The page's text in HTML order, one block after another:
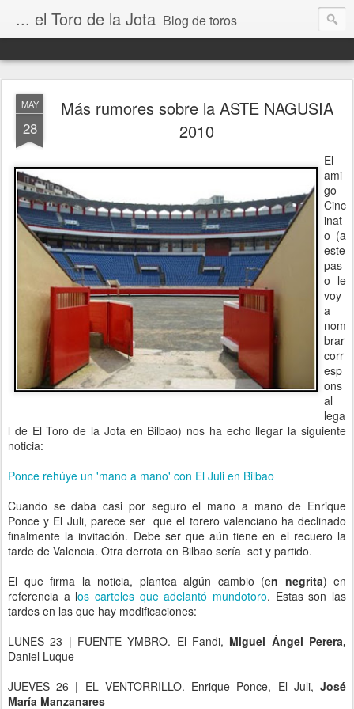
... el Toro de la Jota Blog de toros
MAY
28
Más rumores sobre la ASTE NAGUSIA
2010
El
ami
go
Cinc
inat
o (a
este
pas
o le
voy
a
nom
brar
corr
esp
ons
al
lega
l de El Toro de la Jota en Bilbao) nos ha echo llegar la siguiente
noticia:
Ponce rehúye un 'mano a mano' con El Juli en Bilbao
Cuando se daba casi por seguro el mano a mano de Enrique
Ponce y El Juli, parece ser que el torero valenciano ha declinado
finalmente la invitación. Debe ser que aún tiene en el recuero la
tarde de Valencia. Otra derrota en Bilbao sería set y partido.
El que firma la noticia, plantea algún cambio (en negrita) en
referencia a los carteles que adelantó mundotoro. Estas son las
tardes en las que hay modificaciones:
LUNES 23 | FUENTE YMBRO. El Fandi, Miguel Ángel Perera,
Daniel Luque
JUEVES 26 | EL VENTORRILLO. Enrique Ponce, El Juli, José
María Manzanares